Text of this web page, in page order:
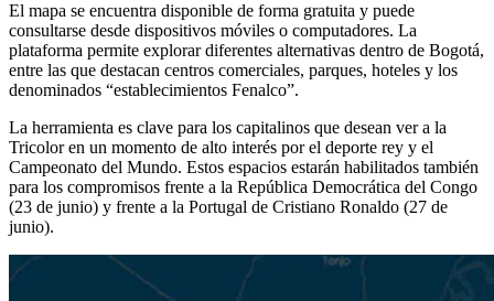
El mapa se encuentra disponible de forma gratuita y puede
consultarse desde dispositivos móviles o computadores. La
plataforma permite explorar diferentes alternativas dentro de Bogotá,
entre las que destacan centros comerciales, parques, hoteles y los
denominados “establecimientos Fenalco”.
La herramienta es clave para los capitalinos que desean ver a la
Tricolor en un momento de alto interés por el deporte rey y el
Campeonato del Mundo. Estos espacios estarán habilitados también
para los compromisos frente a la República Democrática del Congo
(23 de junio) y frente a la Portugal de Cristiano Ronaldo (27 de
junio).